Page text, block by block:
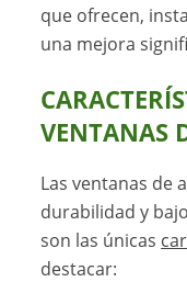
que ofrecen,
una mejora
VENTANAS
Las ventanas de
durabilidad y
son las únicas
destacar: